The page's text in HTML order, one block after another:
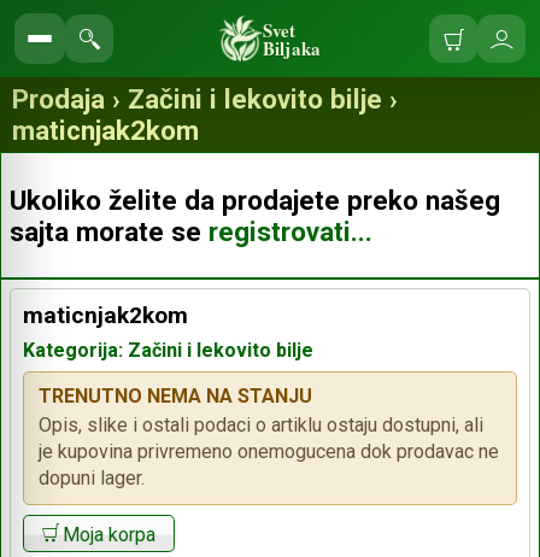
Pretraga
prodavnice
Svet
Biljaka Korpa
se
Prodaja › Začini i lekovito bilje ›
maticnjak2kom
Ukoliko želite da prodajete preko našeg
sajta morate se registrovati...
maticnjak2kom
Kategorija: Začini i lekovito bilje
TRENUTNO NEMA NA STANJU
Opis, slike i ostali podaci o artiklu ostaju dostupni, ali
je kupovina privremeno onemogucena dok prodavac ne
dopuni lager.
Moja korpa